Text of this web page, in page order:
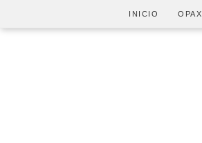
INICIO OPAX